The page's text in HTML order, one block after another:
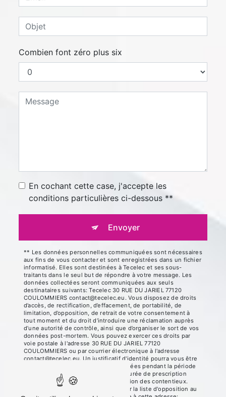
Combien font zéro plus six
En cochant cette case, j'accepte les
conditions particulières ci-dessous **
Envoyer
** Les données personnelles communiquées sont nécessaires
aux fins de vous contacter et sont enregistrées dans un fichier
informatisé. Elles sont destinées à Tecelec et ses sous-
traitants dans le seul but de répondre à votre message. Les
données collectées seront communiquées aux seuls
destinataires suivants: Tecelec 30 RUE DU JARIEL 77120
COULOMMIERS contact@tecelec.eu. Vous disposez de droits
d’accès, de rectification, d’effacement, de portabilité, de
limitation, d’opposition, de retrait de votre consentement à
tout moment et du droit d’introduire une réclamation auprès
d’une autorité de contrôle, ainsi que d’organiser le sort de vos
données post-mortem. Vous pouvez exercer ces droits par
voie postale à l'adresse 30 RUE DU JARIEL 77120
COULOMMIERS ou par courrier électronique à l'adresse
contact@tecelec.eu. Un justificatif d'identité pourra vous être
demandé. Nous conservons vos données pendant la période
de prise de contact puis pendant la durée de prescription
légale aux fins probatoires et de gestion des contentieux.
Vous avez le droit de vous inscrire sur la liste d'opposition au